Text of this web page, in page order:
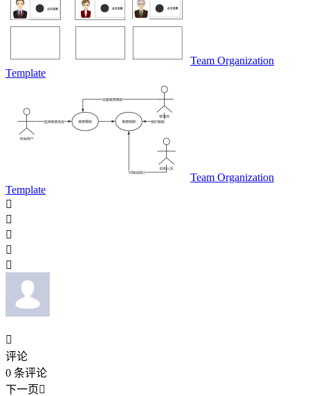
Team Organization
Template
Team Organization
Template






评论
0 条评论
下一页